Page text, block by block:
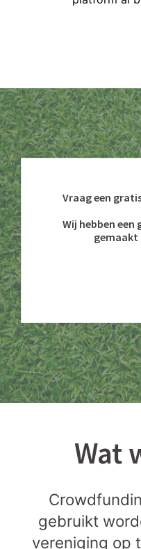
Vraag een
Wij hebben
gemaakt
Wat
gebruikt
vereniging op